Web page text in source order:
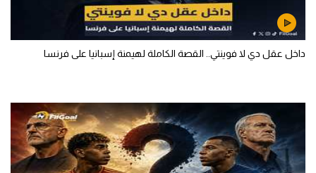
داخل عقل دي لا فوينتي.. القصة الكاملة لهيمنة إسبانيا على فرنسا